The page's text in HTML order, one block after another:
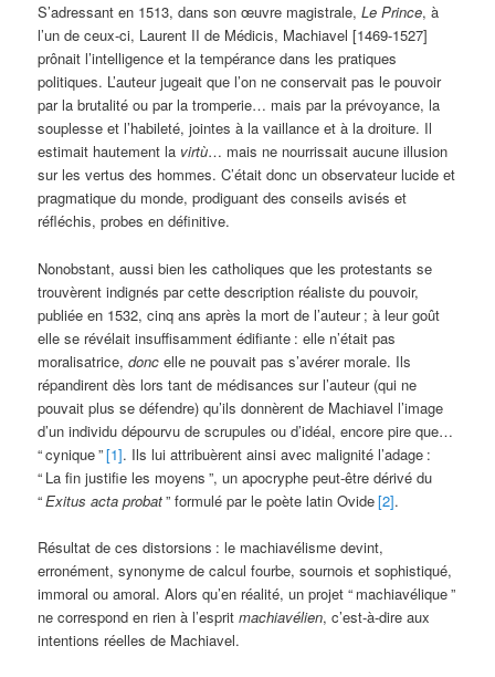
S’adressant en 1513, dans son œuvre magistrale,Le Prince, à
l’un de ceux-ci, Laurent II de Médicis, Machiavel [1469-1527]
prônait l’intelligence et la tempérance dans les pratiques
politiques. L’auteur jugeait que l’on ne conservait pas le pouvoir
par la brutalité ou par la tromperie… mais par la prévoyance, la
souplesse et l’habileté, jointes à la vaillance et à la droiture. Il
estimait hautement la virtù… mais ne nourrissait aucune illusion
sur les vertus des hommes. C’était donc un observateur lucide et
pragmatique du monde, prodiguant des conseils avisés et
réfléchis, probes en définitive.
Nonobstant, aussi bien les catholiques que les protestants se
trouvèrent indignés par cette description réaliste du pouvoir,
publiée en 1532, cinq ans après la mort de l’auteur ; à leur goût
elle se révélait insuffisamment édifiante : elle n’était pas
moralisatrice,donc elle ne pouvait pas s’avérer morale. Ils
répandirent dès lors tant de médisances sur l’auteur (qui ne
pouvait plus se défendre) qu’ils donnèrent de Machiavel l’image
d’un individu dépourvu de scrupules ou d’idéal, encore pire que…
“cynique”[1]. Ils lui attribuèrent ainsi avec malignité l’adage :
“ La fin justifie les moyens ”, un apocryphe peut-être dérivé du
“Exitus acta probat” formulé par le poète latin Ovide[2].
Résultat de ces distorsions : le machiavélisme devint,
erronément, synonyme de calcul fourbe, sournois et sophistiqué,
immoral ou amoral. Alors qu’en réalité, un projet “ machiavélique”
ne correspond en rien à l’espritmachiavélien, c’est-à-dire aux
intentions réelles de Machiavel.